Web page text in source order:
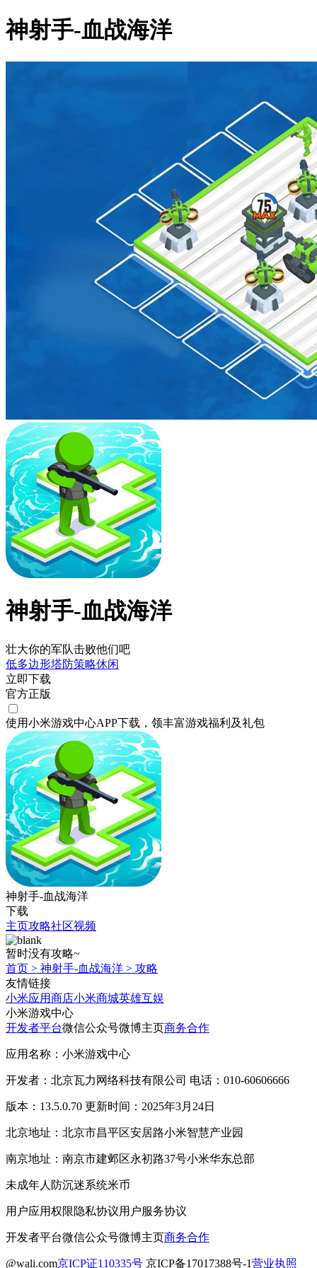
神射手-血战海洋
神射手-血战海洋
壮大你的军队击败他们吧
低多边形塔防策略休闲
立即下载
官方正版
使用小米游戏中心APP下载 ，领丰富游戏福利 及礼包
神射手-血战海洋
下载
主页攻略社区视频
暂时没有攻略~
首页 > 神射手-血战海洋 > 攻略
友情链接
小米应用商店小米商城英雄互娱
小米游戏中心
开发者平台微信公众号微博主页商务合作
应用名称：小米游戏中心
开发者：北京瓦力网络科技有限公司 电话：010-60606666
版本：13.5.0.70 更新时间：2025年3月24日
北京地址：北京市昌平区安居路小米智慧产业园
南京地址：南京市建邺区永初路37号小米华东总部
未成年人防沉迷系统米币
用户应用权限隐私协议用户服务协议
开发者平台微信公众号微博主页商务合作
@wali.com京ICP证110335号 京ICP备17017388号-1营业执照